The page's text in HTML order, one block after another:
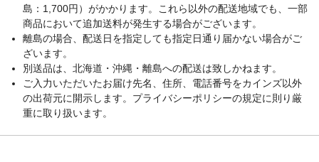
島：1,700円）がかかります。これら以外の配送地域でも、一部
商品において追加送料が発生する場合がございます。
離島の場合、配送日を指定しても指定日通り届かない場合がご
ざいます。
別送品は、北海道・沖縄・離島への配送は致しかねます。
ご入力いただいたお届け先名、住所、電話番号をカインズ以外
の出荷元に開示します。プライバシーポリシーの規定に則り厳
重に取り扱います。